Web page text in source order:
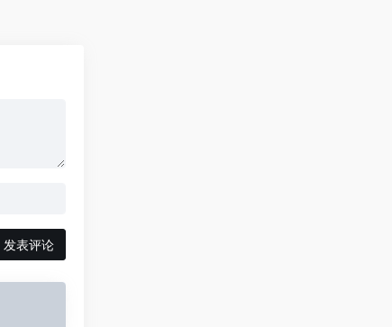
发表评论